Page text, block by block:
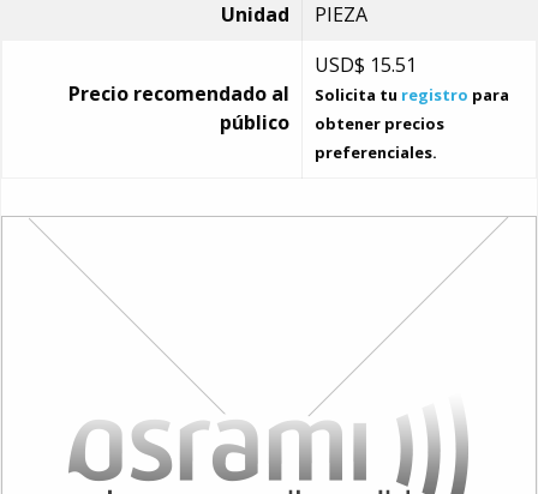
Unidad
PIEZA
Precio recomendado al
público
USD$ 15.51
Solicita tu registro para
obtener precios
preferenciales.